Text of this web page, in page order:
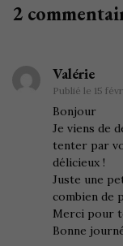
2
Valérie
Publié le 15
Bonjour
Je viens de
tenter par
délicieux !
Juste une
combien de
Merci pour
Bonne